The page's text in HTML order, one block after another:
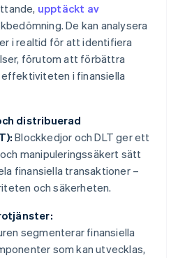
upptäckt av
De kan analysera
i realtid för att identifiera
förutom att förbättra
i finansiella
distribuerad
Blockkedjor och DLT ger ett
manipuleringssäkert sätt
finansiella transaktioner –
och säkerheten.
segmenterar finansiella
som kan utvecklas,